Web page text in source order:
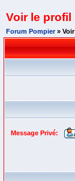
Voir le profil
Forum Pompier»
Message Privé: